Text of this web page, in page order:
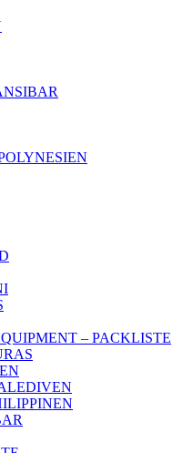
– PACKLISTE